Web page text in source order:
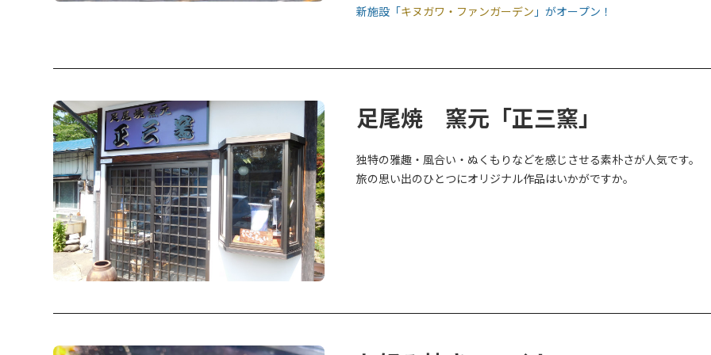
体験が出来ます。ご予約は2名様より8名様までです。
大人：2000円（税込み）
小人：1500円（税込み）
詳しくは鬼怒川お菓子の城までお問い合わせください。TEL:0288-76-
新施設「キヌガワ・ファンガーデン 」がオープン！
足尾焼 窯元「正三窯」
独特の雅趣・風合い・ぬくもりなどを感じさせる素朴さが人気です。
旅の思い出のひとつにオリジナル作品はいかがですか。